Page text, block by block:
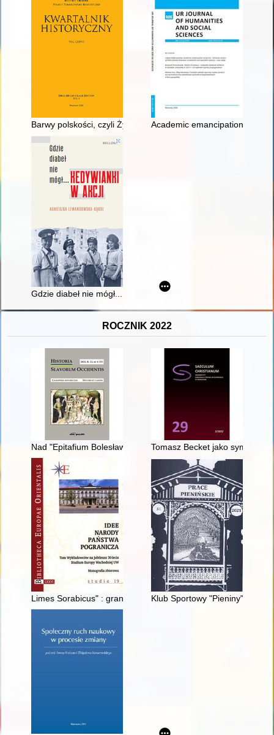
Barwy polskości, czyli Życie burzliwe Tadeusza Bułharyna -
Academic emancipation of
Gdzie diabeł nie mógł... : kedywianki w akcji
ROCZNIK 2022
Nad "Epitafium Bolesława Chrobrego" : addenda ad clavis
Tomasz Becket jako symbol
Limes Sorabicus" : granica między wschodem a zachodem
Klub Sportowy "Pieniny"